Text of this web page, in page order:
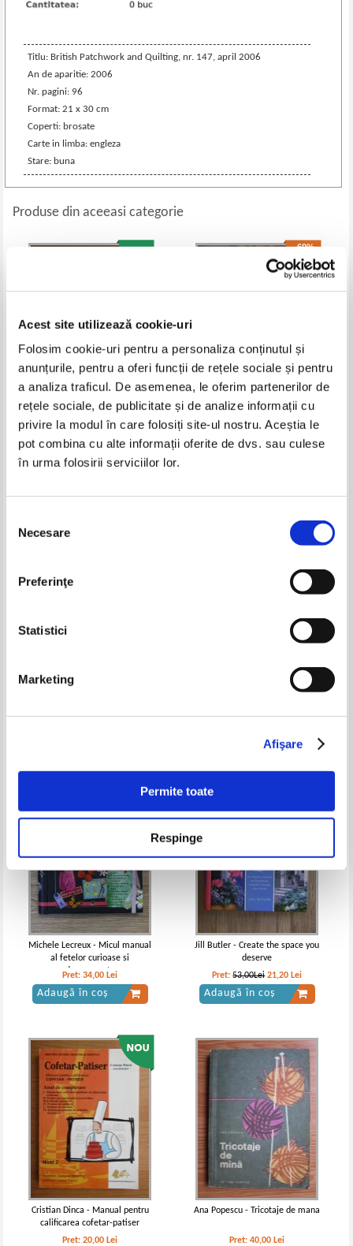
Acest site utilizează cookie-uri
Folosim cookie-uri pentru a personaliza conținutul și
anunțurile, pentru a oferi funcții de rețele sociale și pentru
a analiza traficul. De asemenea, le oferim partenerilor de
rețele sociale, de publicitate și de analize informații cu
privire la modul în care folosiți site-ul nostru. Aceștia le
pot combina cu alte informații oferite de dvs. sau culese
în urma folosirii serviciilor lor.
consimțământului
Necesare
Preferinţe
Statistici
Marketing
Afişare
Permite toate
Respinge
Titlu: British Patchwork and Quilting, nr. 147, april 2006
An de aparitie: 2006
Nr. pagini: 96
Format: 21 x 30 cm
Coperti: brosate
Carte in limba: engleza
Stare: buna
Produse din aceeasi categorie
Pierre Dukan - Retetele Dukan
Pret:24,00 Lei
Adaugă în coș
-60%
Karen Coetzee - The completre
book of soft furnishings
Pret:63,00Lei 25,20 Lei
Aranzazu Garcia - Kitchens and
Vechi taine gospodaresti. Sfaturi
de odinioara pentru viata
Digest)
Michele Lecreux - Micul manual
al fetelor curioase si
descurcarete
Pret:34,00 Lei
Adaugă în coș
Jill Butler - Create the space you
deserve
Pret:53,00Lei 21,20 Lei
Adaugă în coș
Cristian Dinca - Manual pentru
calificarea cofetar-patiser
Pret:20,00 Lei
Ana Popescu - Tricotaje de mana
Pret:40,00 Lei